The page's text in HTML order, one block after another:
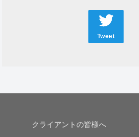
Tweet
クライアントの皆様へ